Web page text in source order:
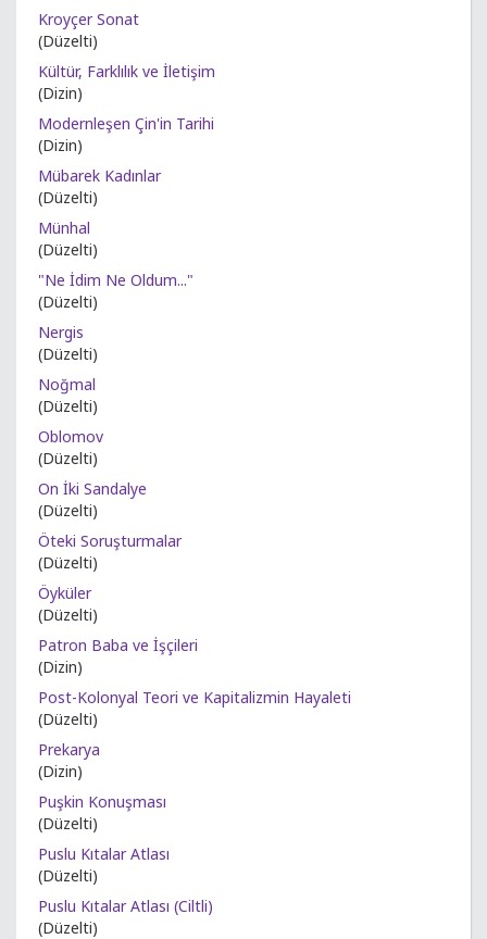
Kroyçer Sonat
(Düzelti)
Kültür, Farklılık ve İletişim
(Dizin)
Modernleşen Çin'in Tarihi
(Dizin)
Mübarek Kadınlar
(Düzelti)
Münhal
(Düzelti)
"Ne İdim Ne Oldum..."
(Düzelti)
Nergis
(Düzelti)
Noğmal
(Düzelti)
Oblomov
(Düzelti)
On İki Sandalye
(Düzelti)
Öteki Soruşturmalar
(Düzelti)
Öyküler
(Düzelti)
Patron Baba ve İşçileri
(Dizin)
Post-Kolonyal Teori ve Kapitalizmin Hayaleti
(Düzelti)
Prekarya
(Dizin)
Puşkin Konuşması
(Düzelti)
Puslu Kıtalar Atlası
(Düzelti)
Puslu Kıtalar Atlası (Ciltli)
(Düzelti)